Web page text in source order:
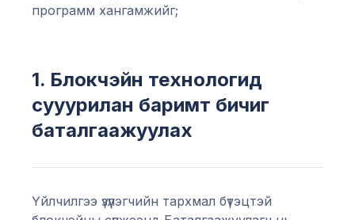
программ хангамжийг;
1. Блокчэйн технологид
сууурилан баримт бичиг
баталгаажуулах
Үйлчилгээ үзүүлэгчийн тархмал бүтэцтэй